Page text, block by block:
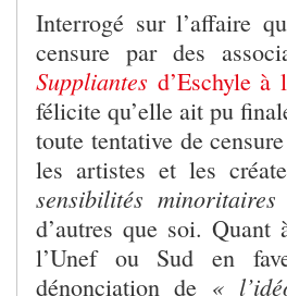
Interrogé sur l’affaire
censure par des
Suppliantes d’Eschyle à
félicite qu’elle ait pu
toute tentative de
les artistes et les
sensibilités
d’autres que soi.
l’Unef ou Sud en
dénonciation de «